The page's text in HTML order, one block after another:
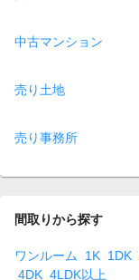
中古マンション
売り土地
売り事務所
間取りから探す
ワンルーム 1K 1DK
4DK 4LDK以上